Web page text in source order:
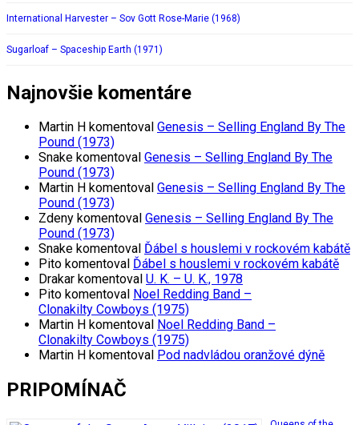
International Harvester – Sov Gott Rose-Marie (1968)
Sugarloaf – Spaceship Earth (1971)
Najnovšie komentáre
Martin H komentoval Genesis – Selling England By The
Pound (1973)
Snake komentoval Genesis – Selling England By The
Pound (1973)
Martin H komentoval Genesis – Selling England By The
Pound (1973)
Zdeny komentoval Genesis – Selling England By The
Pound (1973)
Snake komentoval Ďábel s houslemi v rockovém kabátě
Pito komentoval Ďábel s houslemi v rockovém kabátě
Drakar komentoval U. K. – U. K., 1978
Pito komentoval Noel Redding Band –
Clonakilty Cowboys (1975)
Martin H komentoval Noel Redding Band –
Clonakilty Cowboys (1975)
Martin H komentoval Pod nadvládou oranžové dýně
PRIPOMÍNAČ